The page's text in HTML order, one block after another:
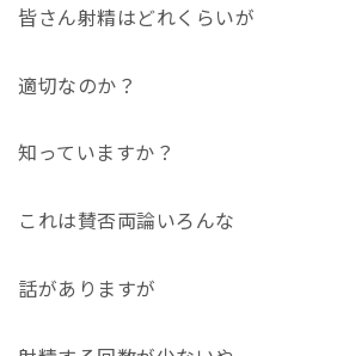
皆さん射精はどれくらいが
適切なのか？
知っていますか？
これは賛否両論いろんな
話がありますが